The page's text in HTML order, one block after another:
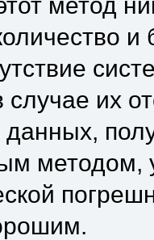
и
их
данных,
методом,